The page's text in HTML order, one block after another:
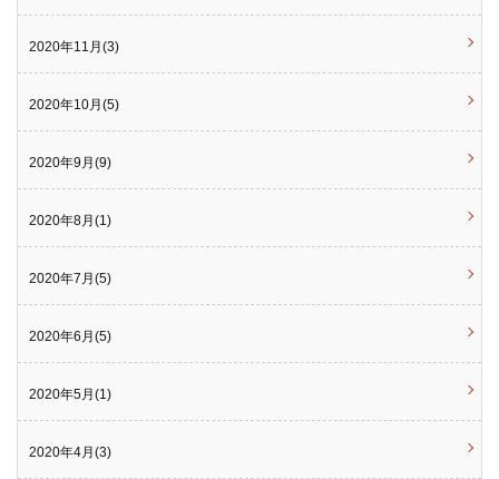
2020年11月(3)
2020年10月(5)
2020年9月(9)
2020年8月(1)
2020年7月(5)
2020年6月(5)
2020年5月(1)
2020年4月(3)